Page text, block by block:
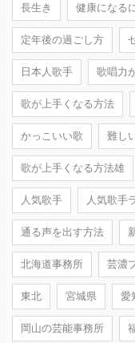
長生き 健康になる
定年後の過ごし方
日本人歌手 歌唱力
歌が上手くなる方法
かっこいい歌 難し
歌が上手くなる方法雄
人気歌手 人気歌手
通る声を出す方法
北海道事務所 芸濃
東北 宮城県 愛
岡山の芸能事務所